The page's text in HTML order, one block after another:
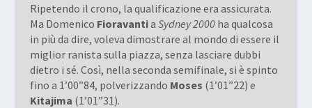
Ripetendo il crono, la qualificazione era assicurata.
Ma Domenico Fioravantia Sydney 2000ha qualcosa
in più da dire, voleva dimostrare al mondo di essere il
miglior ranista sulla piazza, senza lasciare dubbi
dietro i sé. Così, nella seconda semifinale, si è spinto
fino a 1’00”84, polverizzando Moses (1’01”22) e
Kitajima (1’01”31).